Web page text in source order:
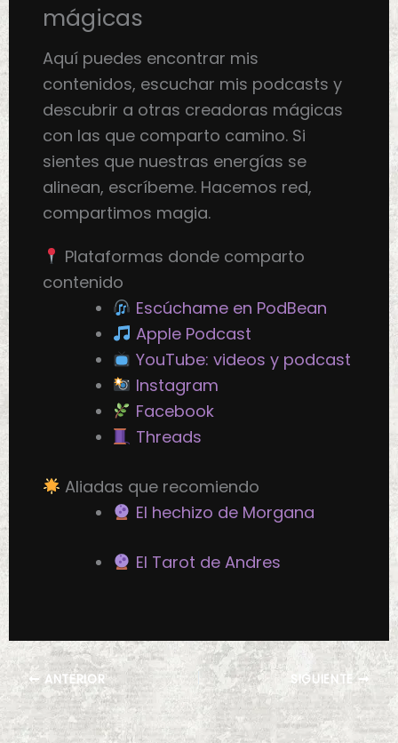
mágicas
Aquí puedes encontrar mis
contenidos, escuchar mis podcasts y
descubrir a otras creadoras mágicas
con las que comparto camino. Si
sientes que nuestras energías se
alinean, escríbeme. Hacemos red,
compartimos magia.
Plataformas donde comparto
contenido
Escúchame en PodBean
Apple Podcast
YouTube: videos y podcast
Instagram
Facebook
Threads
Aliadas que recomiendo
El hechizo de Morgana
El Tarot de Andres
ANTERIOR SIGUIENTE